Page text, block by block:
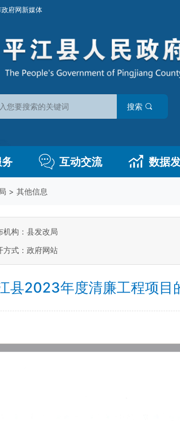
府网新媒体
搜索
互动交流 数据
> 其他信息
机构：县发改局
方式：政府网站
县2023年度清廉工程项目